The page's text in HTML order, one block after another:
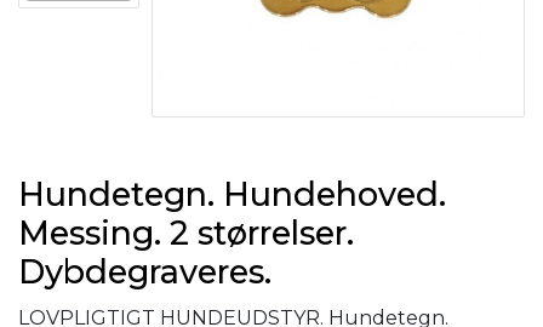
Hundetegn. Hundehoved.
Messing. 2 størrelser.
Dybdegraveres.
LOVPLIGTIGT HUNDEUDSTYR. Hundetegn.